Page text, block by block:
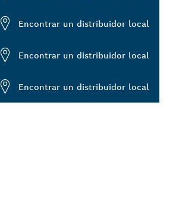
Encontrar un distribuidor local
Encontrar un distribuidor local
Encontrar un distribuidor local